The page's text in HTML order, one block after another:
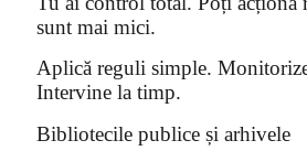
sunt mai mici.
Aplică reguli simple.
Intervine la timp.
Bibliotecile publice și arhivele